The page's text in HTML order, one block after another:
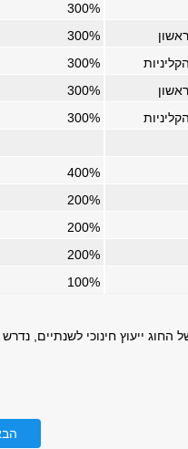
300%
300%
300%
300%
300%
400%
200%
200%
200%
100%
ייעוץ חינוכי לשנתיים, נדרש